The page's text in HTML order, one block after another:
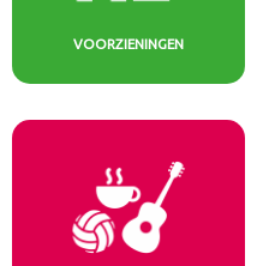
VOORZIENINGEN